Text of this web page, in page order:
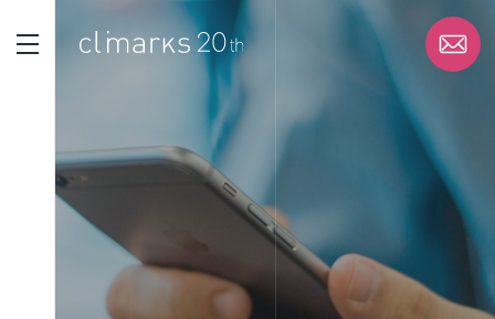
STRENGTH
SERVICE
サービス